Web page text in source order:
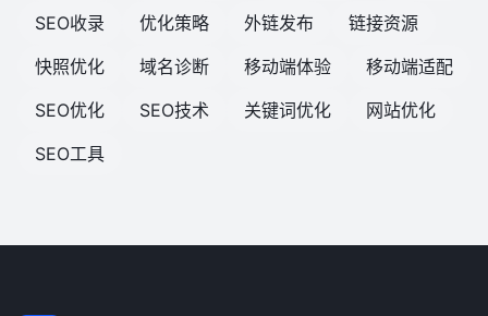
SEO收录
优化策略 外链发布
链接资源
快照优化
域名诊断 移动端体验
移动端适配
SEO优化
SEO技术 关键词优化
网站优化
SEO工具